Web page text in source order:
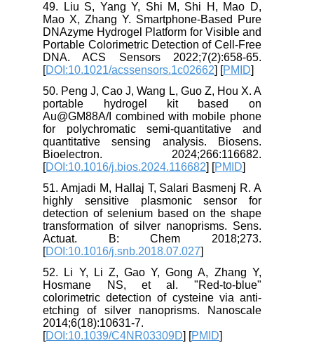
49. Liu S, Yang Y, Shi M, Shi H, Mao D,
Mao X, Zhang Y. Smartphone-Based Pure
DNAzyme Hydrogel Platform for Visible and
Portable Colorimetric Detection of Cell-Free
DNA. ACS Sensors 2022;7(2):658-65.
[DOI:10.1021/acssensors.1c02662] [PMID
50. Peng J, Cao J, Wang L, Guo Z, Hou X. A
portable hydrogel kit based on
Au@GM88A/I combined with mobile phone
for polychromatic semi-quantitative and
quantitative sensing analysis. Biosens.
Bioelectron. 2024;266:116682.
[DOI:10.1016/j.bios.2024.116682] [PMID
51. Amjadi M, Hallaj T, Salari Basmenj R. A
highly sensitive plasmonic sensor for
detection of selenium based on the shape
transformation of silver nanoprisms. Sens.
Actuat. B: Chem 2018;273.
[DOI:10.1016/j.snb.2018.07.027
52. Li Y, Li Z, Gao Y, Gong A, Zhang Y,
Hosmane NS, et al. "Red-to-blue"
colorimetric detection of cysteine via anti-
etching of silver nanoprisms. Nanoscale
2014;6(18):10631-7.
[DOI:10.1039/C4NR03309D] [PMID